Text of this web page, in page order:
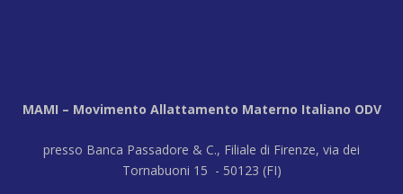
MAMI – Movimento Allattamento Materno Italiano ODV
presso Banca Passadore & C., Filiale di Firenze, via dei
Tornabuoni 15 - 50123 (FI)